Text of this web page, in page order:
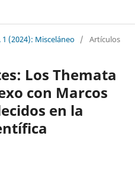
1 (2024): Misceláneo / Artículos
Los Themata
con Marcos
en la